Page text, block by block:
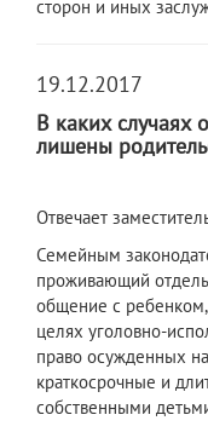
сторон и иных
19.12.2017
В каких случаях
лишены
Отвечает
Семейным
проживающий
общение с ребенком,
целях уголовно-
право осужденных
краткосрочные и
собственными